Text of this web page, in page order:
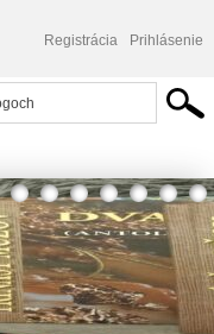
Registrácia Prihlásenie